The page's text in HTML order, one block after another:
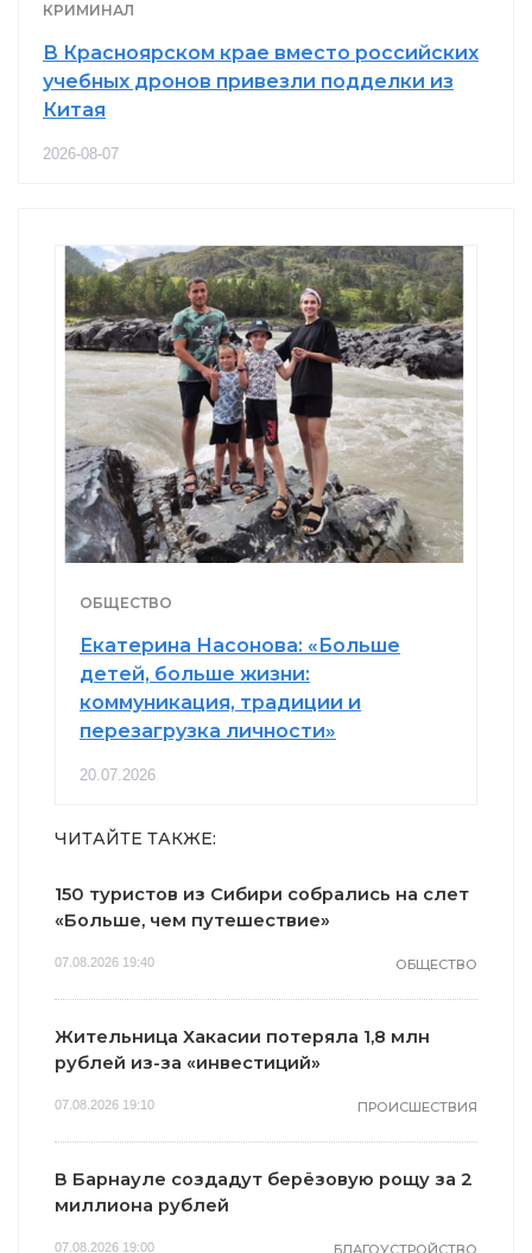
КРИМИНАЛ
В Красноярском крае вместо российских
учебных дронов привезли подделки из
Китая
2026-08-07
ОБЩЕСТВО
Екатерина Насонова: «Больше
детей, больше жизни:
коммуникация, традиции и
перезагрузка личности»
20.07.2026
ЧИТАЙТЕ ТАКЖЕ:
150 туристов из Сибири собрались на слет
«Больше, чем путешествие»
07.08.2026 19:40 ОБЩЕСТВО
Жительница Хакасии потеряла 1,8 млн
рублей из-за «инвестиций»
07.08.2026 19:10 ПРОИСШЕСТВИЯ
В Барнауле создадут берёзовую рощу за 2
миллиона рублей
07.08.2026 19:00 БЛАГОУСТРОЙСТВО